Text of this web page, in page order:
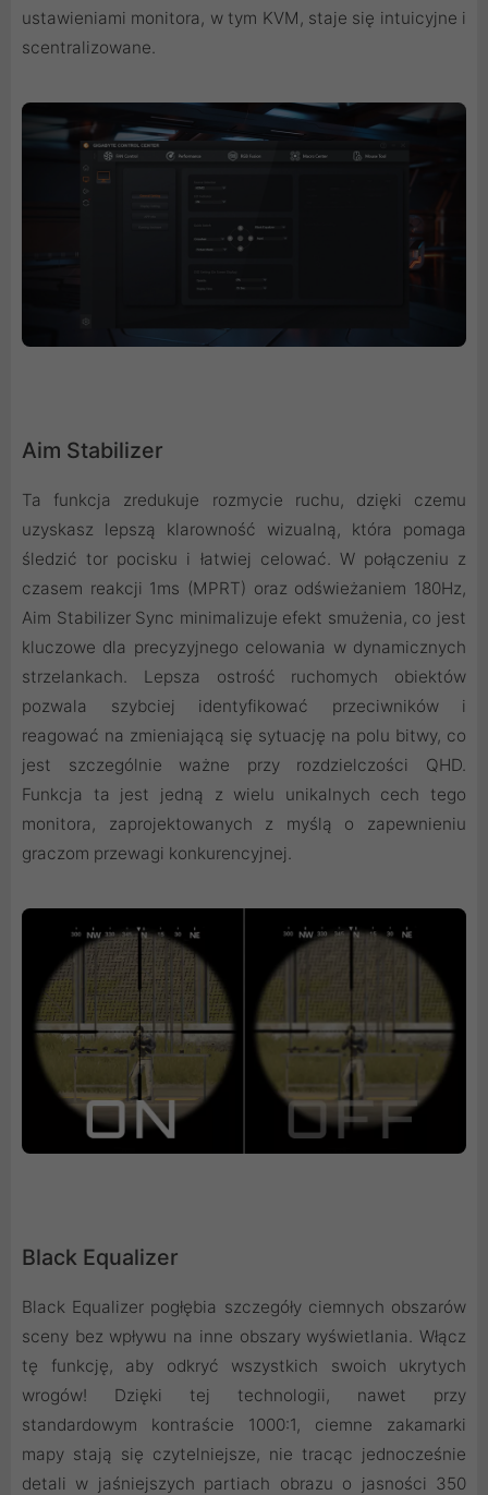
ustawieniami monitora, w tym KVM, staje się intuicyjne i
scentralizowane.
Aim Stabilizer
Ta funkcja zredukuje rozmycie ruchu, dzięki czemu
uzyskasz lepszą klarowność wizualną, która pomaga
śledzić tor pocisku i łatwiej celować. W połączeniu z
czasem reakcji 1ms (MPRT) oraz odświeżaniem 180Hz,
Aim Stabilizer Sync minimalizuje efekt smużenia, co jest
kluczowe dla precyzyjnego celowania w dynamicznych
strzelankach. Lepsza ostrość ruchomych obiektów
pozwala szybciej identyfikować przeciwników i
reagować na zmieniającą się sytuację na polu bitwy, co
jest szczególnie ważne przy rozdzielczości QHD.
Funkcja ta jest jedną z wielu unikalnych cech tego
monitora, zaprojektowanych z myślą o zapewnieniu
graczom przewagi konkurencyjnej.
Black Equalizer
Black Equalizer pogłębia szczegóły ciemnych obszarów
sceny bez wpływu na inne obszary wyświetlania. Włącz
tę funkcję, aby odkryć wszystkich swoich ukrytych
wrogów! Dzięki tej technologii, nawet przy
standardowym kontraście 1000:1, ciemne zakamarki
mapy stają się czytelniejsze, nie tracąc jednocześnie
detali w jaśniejszych partiach obrazu o jasności 350